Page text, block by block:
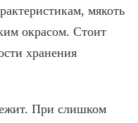
мякоть
окрасом. Стоит
хранения
При слишком